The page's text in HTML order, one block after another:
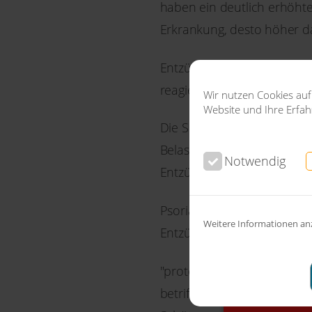
Wir nutzen Cookies
Website und Ihre
Notwendig
Weitere Informationen
haben ein deutlich
Erkrankung, desto höher
Entzündungsbotenstoffe,
reagieren nicht mehr auf
Die Schuppenflechte kann
Belastungen und
Entzündungsstoffe und
Psoriasis ist noch nicht
Entzündungen
"protect our future" ist das
betrifft vor Allem den